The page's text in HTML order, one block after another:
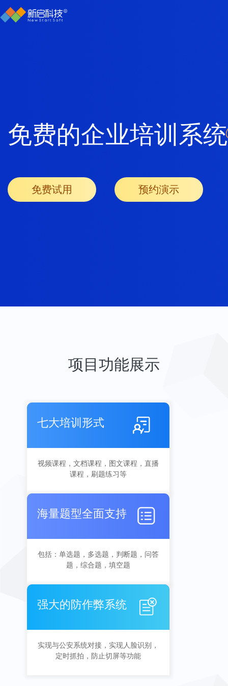
免费的企业培训系统
免费试用 预约演示
项目功能展示
七大培训形式
视频课程，文档课程，图文课程，直播
课程，刷题练习等
海量题型全面支持
包括：单选题，多选题，判断题，问答
题，综合题，填空题
强大的防作弊系统
实现与公安系统对接，实现人脸识别，
定时抓拍，防止切屏等功能